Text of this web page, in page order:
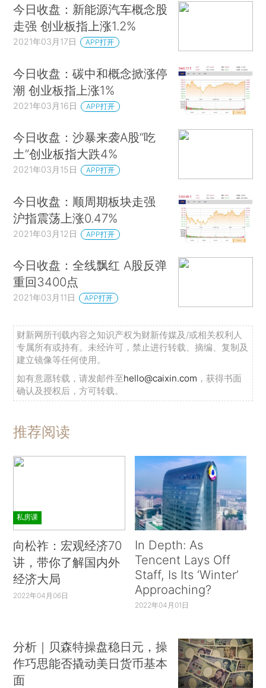
今日收盘：新能源汽车概念股
走强 创业板指上涨1.2%
2021年03月17日 APP打开
今日收盘：碳中和概念掀涨停
潮 创业板指上涨1%
2021年03月16日 APP打开
今日收盘：沙暴来袭A股“吃
土”创业板指大跌4%
2021年03月15日 APP打开
今日收盘：顺周期板块走强
沪指震荡上涨0.47%
2021年03月12日 APP打开
今日收盘：全线飘红 A股反弹
重回3400点
2021年03月11日 APP打开
财新网所刊载内容之知识产权为财新传媒及/或相关权利人
专属所有或持有。未经许可，禁止进行转载、摘编、复制及
建立镜像等任何使用。
如有意愿转载，请发邮件至hello@caixin.com ，获得书面
确认及授权后，方可转载。
推荐阅读
私房课
向松祚：宏观经济70
讲，带你了解国内外
经济大局
2022年04月06日
In Depth: As
Tencent Lays Off
Staff, Is Its ‘Winter’
Approaching?
2022年04月01日
分析｜贝森特操盘稳日元，操
作巧思能否撬动美日货币基本
面